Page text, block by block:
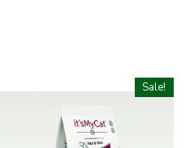
Sale!